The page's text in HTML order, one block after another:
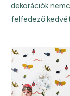
dekorációk
felfedező kedvét